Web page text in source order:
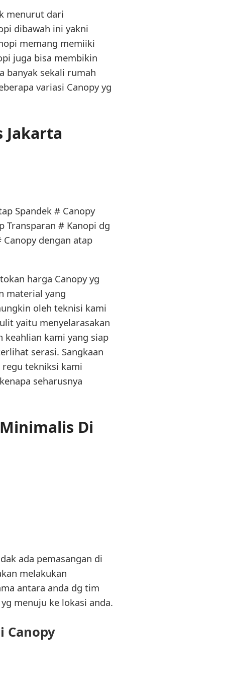
menurut dari
dibawah ini yakni
memang memiiki
juga bisa membikin
banyak sekali rumah
variasi Canopy yg
Jakarta
Spandek # Canopy
Transparan # Kanopi dg
dengan atap
harga Canopy yg
material yang
oleh teknisi kami
yaitu menyelarasakan
keahlian kami yang siap
serasi. Sangkaan
regu tekniksi kami
seharusnya
Di
ada pemasangan di
melakukan
antara anda dg tim
menuju ke lokasi anda.
Canopy